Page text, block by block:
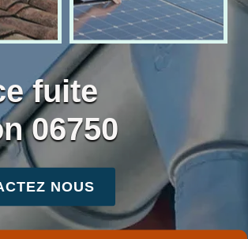
fuite
06750
NOUS